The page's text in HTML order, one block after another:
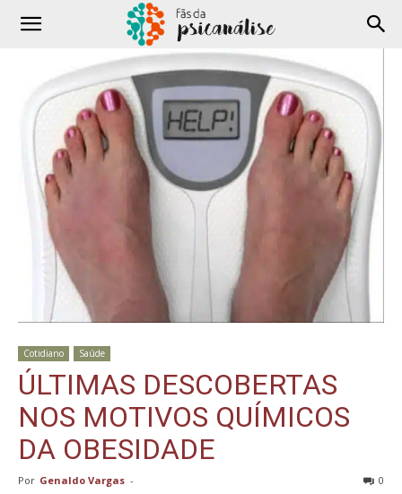
Cotidiano Saúde
ÚLTIMAS DESCOBERTAS
NOS MOTIVOS QUÍMICOS
DA OBESIDADE
Por Genaldo Vargas - 0